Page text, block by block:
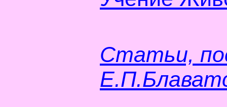
Статьи,